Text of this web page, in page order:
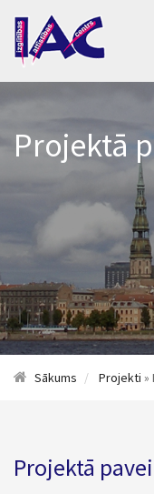
Projektā
Sākums Projekti »
Projektā